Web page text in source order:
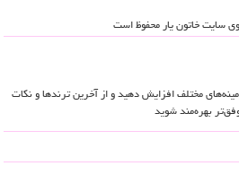
مختلف افزایش دهید و از آخرین ترندها و نکات
بهره‌مند شوید